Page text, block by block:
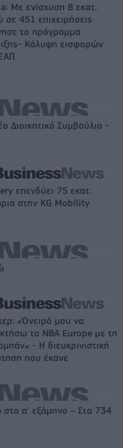
Με ενίσχυση 8 εκατ.
σε 451 επιχειρήσεις
το πρόγραμμα
Κάλυψη εισφορών
Διοικητικό Συμβούλιο -
επενδύει 75 εκατ.
στην KG Mobility
«Όνειρό μου να
το ΝΒΑ Europe με τη
- Η διευκρινιστική
που έκανε
στο α' εξάμηνο – Στα 734